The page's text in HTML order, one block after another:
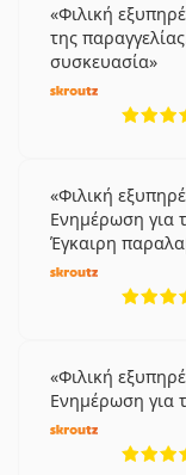
Φιλική
της
συσκευασία
Φιλική
Ενημέρωση για
Έγκαιρη
Φιλική
Ενημέρωση για